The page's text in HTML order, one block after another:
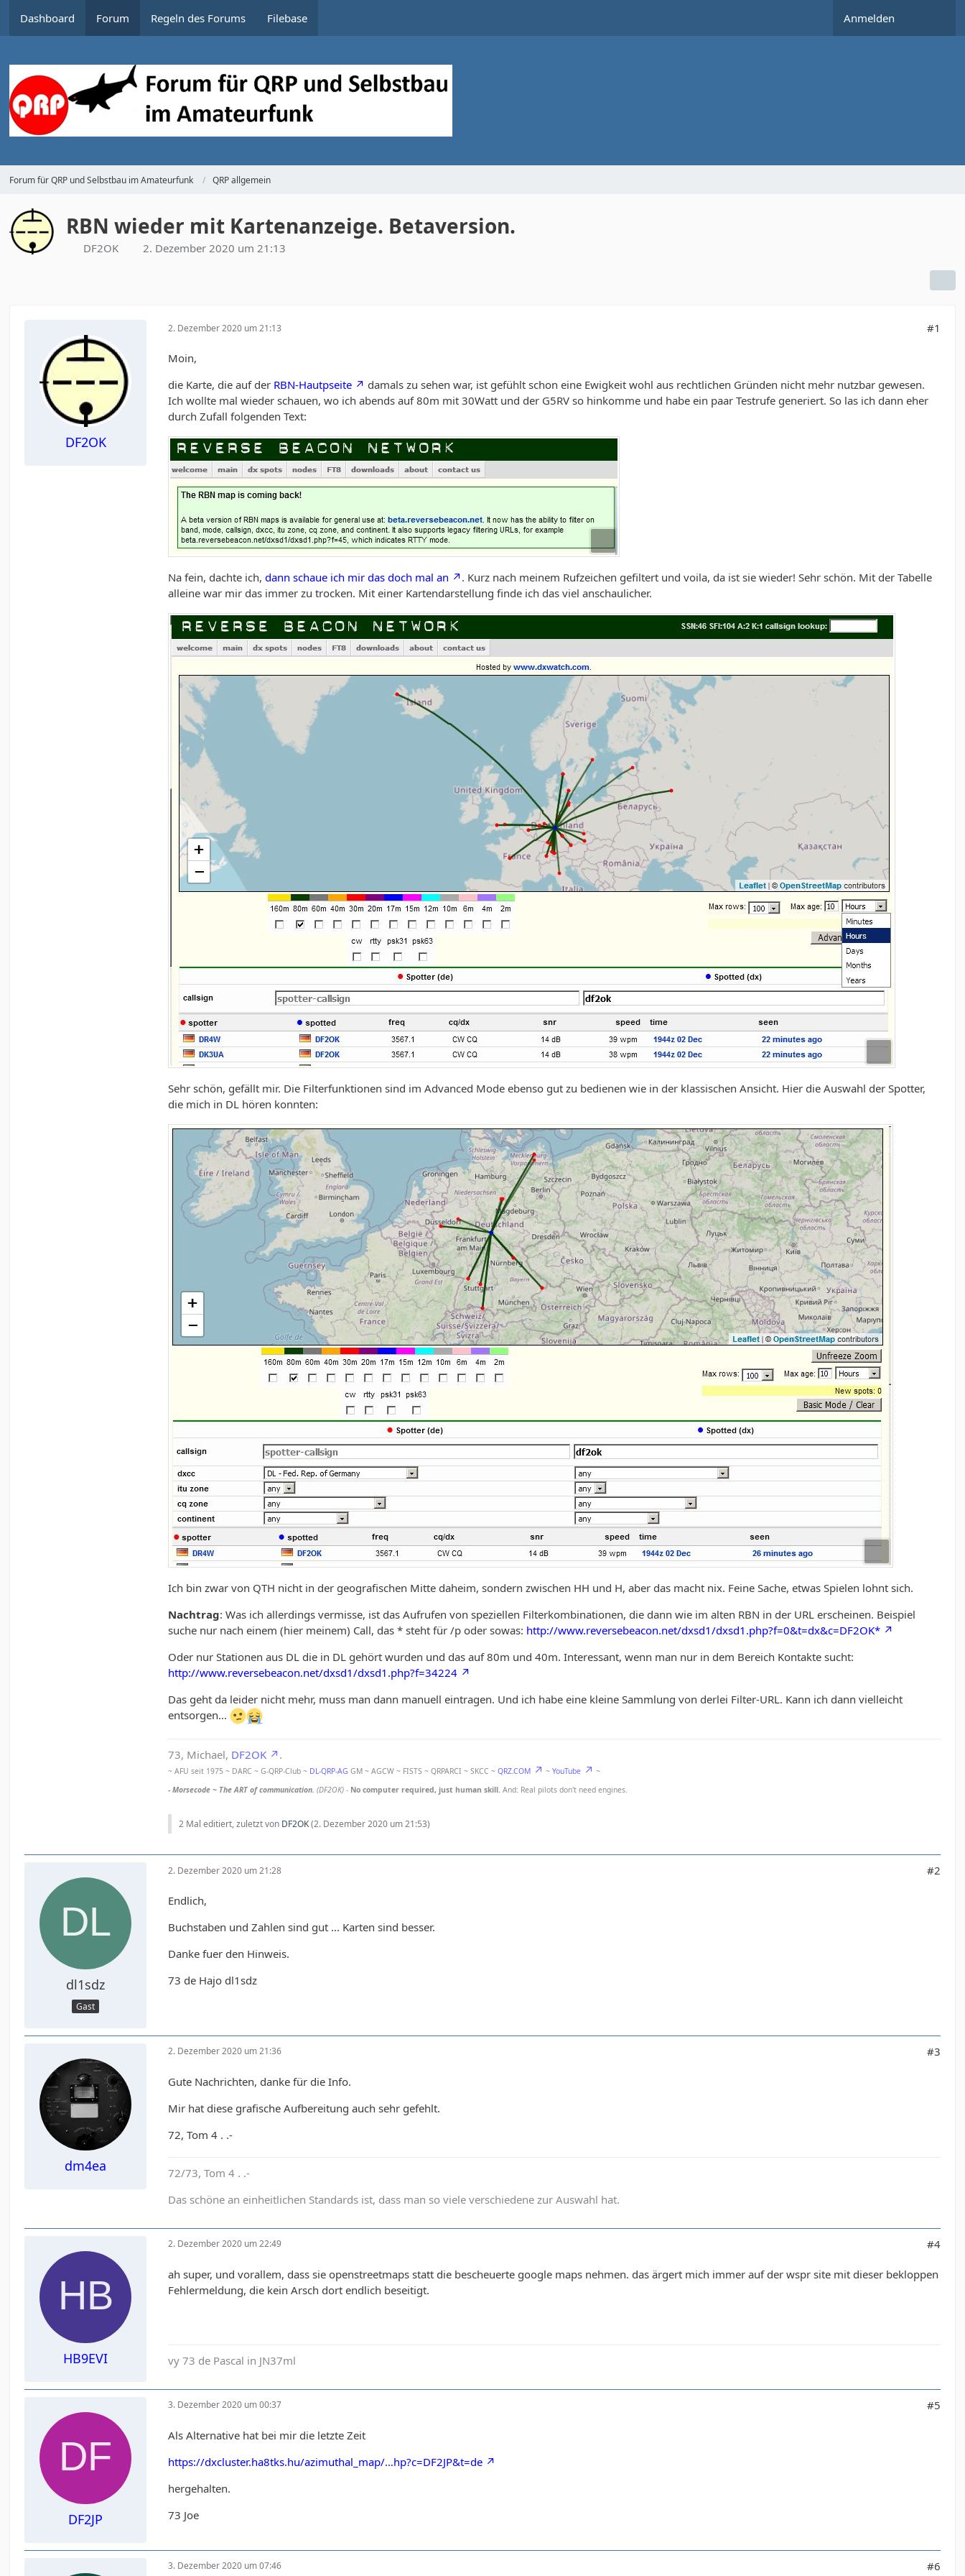
Dashboard Forum Regeln des Forums Filebase Anmelden
Forum für QRP und Selbstbau im Amateurfunk QRP allgemein
RBN wieder mit Kartenanzeige. Betaversion.
DF2OK 2. Dezember 2020 um 21:13
DF2OK
2. Dezember 2020 um 21:13 #1
Moin,
die Karte, die auf der RBN-Hautpseite
damals zu sehen war, ist gefühlt schon eine Ewigkeit wohl aus rechtlichen Gründen nicht mehr nutzbar gewesen.
Ich wollte mal wieder schauen, wo ich abends auf 80m mit 30Watt und der G5RV so hinkomme und habe ein paar Testrufe generiert. So las ich dann eher
durch Zufall folgenden Text:
Na fein, dachte ich,dann schaue ich mir das doch mal an
. Kurz nach meinem Rufzeichen gefiltert und voila, da ist sie wieder! Sehr schön. Mit der Tabelle
alleine war mir das immer zu trocken. Mit einer Kartendarstellung finde ich das viel anschaulicher.
Sehr schön, gefällt mir. Die Filterfunktionen sind im Advanced Mode ebenso gut zu bedienen wie in der klassischen Ansicht. Hier die Auswahl der Spotter,
die mich in DL hören konnten:
Ich bin zwar von QTH nicht in der geografischen Mitte daheim, sondern zwischen HH und H, aber das macht nix. Feine Sache, etwas Spielen lohnt sich.
Nachtrag: Was ich allerdings vermisse, ist das Aufrufen von speziellen Filterkombinationen, die dann wie im alten RBN in der URL erscheinen. Beispiel
suche nur nach einem (hier meinem) Call, das * steht für /p oder sowas: http://www.reversebeacon.net/dxsd1/dxsd1.php?f=0&t=dx&c=DF2OK*
Oder nur Stationen aus DL die in DL gehört wurden und das auf 80m und 40m. Interessant, wenn man nur in dem Bereich Kontakte sucht:
http://www.reversebeacon.net/dxsd1/dxsd1.php?f=34224
Das geht da leider nicht mehr, muss man dann manuell eintragen. Und ich habe eine kleine Sammlung von derlei Filter-URL. Kann ich dann vielleicht
entsorgen...
73, Michael, DF2OK .
~ AFU seit 1975 ~ DARC ~ G-QRP-Club ~ DL-QRP-AG GM ~ AGCW ~ FISTS ~ QRPARCI ~ SKCC ~QRZ.COM ~YouTube
~
- Morsecode ~ The ART of communication.(DF2OK) - No computer required, just human skill. And: Real pilots don't need engines.
2 Mal editiert, zuletzt von DF2OK(2. Dezember 2020 um 21:53)
dl1sdz
Gast
2. Dezember 2020 um 21:28 #2
Endlich,
Buchstaben und Zahlen sind gut ... Karten sind besser.
Danke fuer den Hinweis.
73 de Hajo dl1sdz
dm4ea
2. Dezember 2020 um 21:36 #3
Gute Nachrichten, danke für die Info.
Mir hat diese grafische Aufbereitung auch sehr gefehlt.
72, Tom 4 . .-
72/73, Tom 4 . .-
Das schöne an einheitlichen Standards ist, dass man so viele verschiedene zur Auswahl hat.
HB9EVI
2. Dezember 2020 um 22:49 #4
ah super, und vorallem, dass sie openstreetmaps statt die bescheuerte google maps nehmen. das ärgert mich immer auf der wspr site mit dieser bekloppen
Fehlermeldung, die kein Arsch dort endlich beseitigt.
vy 73 de Pascal in JN37ml
DF2JP
3. Dezember 2020 um 00:37 #5
Als Alternative hat bei mir die letzte Zeit
https://dxcluster.ha8tks.hu/azimuthal_map/…hp?c=DF2JP&t=de
hergehalten.
73 Joe
3. Dezember 2020 um 07:46 #6